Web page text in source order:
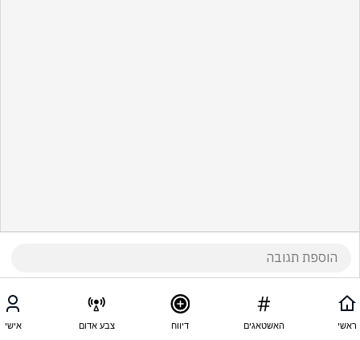
ראשי האשטאגים דיווח צבע אדום אישי